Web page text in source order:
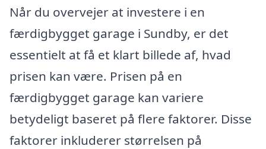
Når du overvejer at investere i en
færdigbygget garage i Sundby, er det
essentielt at få et klart billede af, hvad
prisen kan være. Prisen på en
færdigbygget garage kan variere
betydeligt baseret på flere faktorer. Disse
faktorer inkluderer størrelsen på